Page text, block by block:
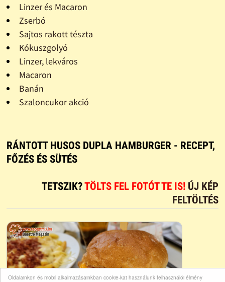
Oldalainkon és mobil alkalmazásainkban cookie-kat használunk felhasználói élmény
Linzer és Macaron
Zserbó
Sajtos rakott tészta
Kókuszgolyó
Linzer, lekváros
Macaron
Banán
Szaloncukor akció
RÁNTOTT HUSOS DUPLA HAMBURGER - RECEPT,
FŐZÉS ÉS SÜTÉS
TETSZIK?TÖLTS FEL FOTÓT TE IS! ÚJ KÉP
FELTÖLTÉS